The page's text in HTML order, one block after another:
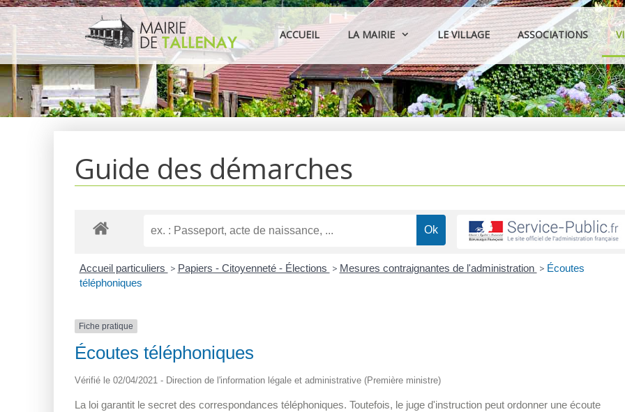
Aller
au
contenu
ACCUEIL LA MAIRIE LE VILLAGE ASSOCIATIONS
Guide des démarches
Accueil particuliers > Papiers - Citoyenneté - Élections > Mesures contraignantes de l'administration > Écoutes
téléphoniques
Fiche pratique
Écoutes téléphoniques
Vérifié le 02/04/2021 - Direction de l'information légale et administrative (Première ministre)
La loi garantit le secret des correspondances téléphoniques. Toutefois, le juge d'instruction peut ordonner une écoute